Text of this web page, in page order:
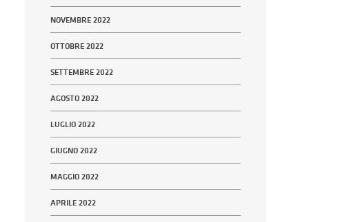
NOVEMBRE 2022
OTTOBRE 2022
SETTEMBRE 2022
AGOSTO 2022
LUGLIO 2022
GIUGNO 2022
MAGGIO 2022
APRILE 2022